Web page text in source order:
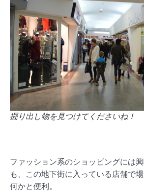
掘り出し物を見つけてくださいね！
ファッション系のショッピングには
も、この地下街に入っている店舗で
何かと便利。